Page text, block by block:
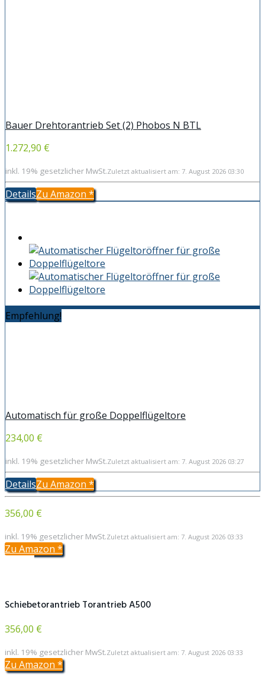
Bauer Drehtorantrieb Set (2) Phobos N BTL
1.272,90 €
inkl. 19% gesetzlicher MwSt.Zuletzt aktualisiert am: 7. August 2026 03:30
DetailsZu Amazon *
Empfehlung!
Automatisch für große Doppelflügeltore
234,00 €
inkl. 19% gesetzlicher MwSt.Zuletzt aktualisiert am: 7. August 2026 03:27
DetailsZu Amazon *
356,00 €
inkl. 19% gesetzlicher MwSt.Zuletzt aktualisiert am: 7. August 2026 03:33
Zu Amazon *
Schiebetorantrieb Torantrieb A500
356,00 €
inkl. 19% gesetzlicher MwSt.Zuletzt aktualisiert am: 7. August 2026 03:33
Zu Amazon *